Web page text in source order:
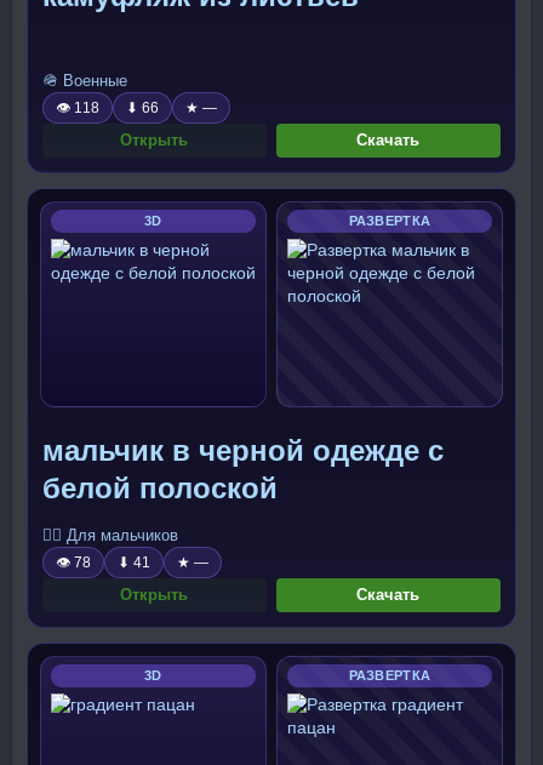
🪖 Военные
👁 118 ⬇ 66 ★ —
Открыть Скачать
3D РАЗВЕРТКА
мальчик в черной одежде с
белой полоской
🧍‍♂️ Для мальчиков
👁 78 ⬇ 41 ★ —
Открыть Скачать
3D РАЗВЕРТКА